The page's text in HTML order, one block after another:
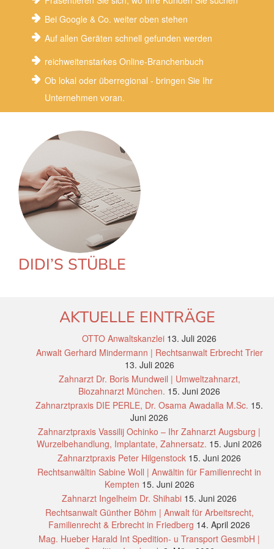
Bei Google & Co. weiter oben stehen
Auf allen Geräten schnell gefunden werden
reichweitenstarkes Online-Branchenbuch
Ob lokal oder überregional - bringen Sie Ihr
Unternehmen voran.
DIDI’S STÜBLE
AKTUELLE EINTRÄGE
OTTO Anwaltskanzlei 13. Juli 2026
Anwalt Gerhard Mindermann | Rechtsanwalt Erbrecht Trier
13. Juli 2026
Zahnarzt Dr. Boris Mundweil | Umweltzahnarzt,
Biozahnarzt München. 15. Juni 2026
Zahnarztpraxis DIE PERLE, Dr. Osama Awadalla M.Sc. 15.
Juni 2026
Zahnarztpraxis Vassilij Ochinko – Ihr Zahnarzt Augsburg |
Wurzelbehandlung, Implantate, Zahnersatz. 15. Juni 2026
Zahnarztpraxis Peter Hilgenstock 15. Juni 2026
Rechtsanwältin Sabine Woll | Anwältin für Familienrecht in
Kempten 15. Juni 2026
Zahnarzt Ingelheim Dr. Shihabi 15. Juni 2026
Rechtsanwalt Günther Böhm | Anwalt für Arbeitsrecht,
Familienrecht & Erbrecht in Friedberg 14. April 2026
Mag. Hueber Harald Int Spedition- u Transport GesmbH |